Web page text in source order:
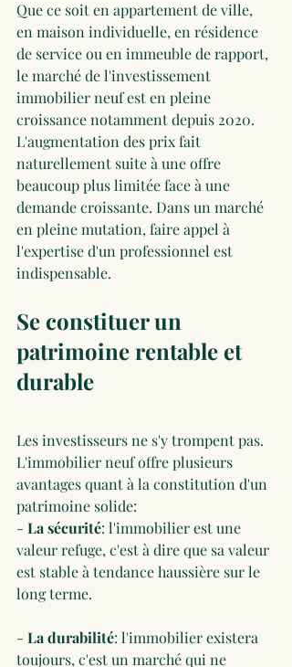
Que ce soit en appartement de ville,
en maison individuelle, en résidence
de service ou en immeuble de rapport,
le marché de l'investissement
immobilier neuf est en pleine
croissance notamment depuis 2020.
L'augmentation des prix fait
naturellement suite à une offre
beaucoup plus limitée face à une
demande croissante. Dans un marché
en pleine mutation, faire appel à
l'expertise d'un professionnel est
indispensable.
Se constituer un
patrimoine rentable et
durable
Les investisseurs ne s'y trompent pas.
L'immobilier neuf offre plusieurs
avantages quant à la constitution d'un
patrimoine solide:
- La sécurité: l'immobilier est une
valeur refuge, c'est à dire que sa valeur
est stable à tendance haussière sur le
long terme.
- La durabilité: l'immobilier existera
toujours, c'est un marché qui ne